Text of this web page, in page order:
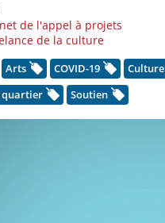
de l'appel à projets
de la culture
Arts COVID-19 Culture
quartier
Soutien